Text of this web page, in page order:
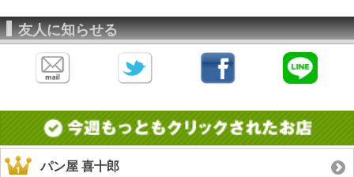
友人に知らせる
パン屋 喜十郎